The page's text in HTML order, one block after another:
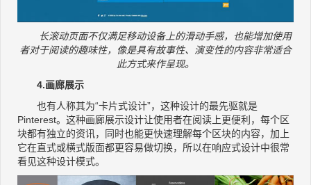
长滚动页面不仅满足移动设备上的滑动手感，也能增加使用
者对于阅读的趣味性，像是具有故事性、演变性的内容非常适合
此方式来作呈现。
4.画廊展示
也有人称其为“卡片式设计”，这种设计的最先驱就是
Pinterest。这种画廊展示设计让使用者在阅读上更便利，每个区
块都有独立的资讯，同时也能更快速理解每个区块的内容，加上
它在直式或横式版面都更容易做切换，所以在响应式设计中很常
看见这种设计模式。